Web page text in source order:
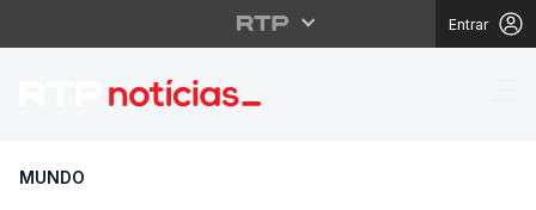
Entrar
Espanha inicia
MUNDO